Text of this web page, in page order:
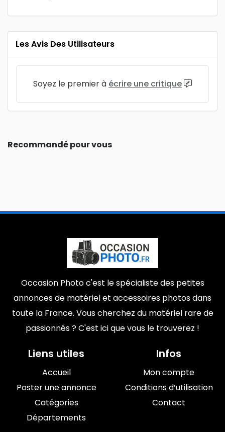
Les Avis Des Utilisateurs
Soyez le premier à écrire une critique
Recommandé pour vous
Occasion Photo c'est le spécialiste des petites
annonces de matériel et accessoires photos dans
toute la France. Vous cherchez du matériel rare de
passionnés ? C'est ici que vous le trouverez !
Liens utiles
Accueil
Poster une annonce
Catégories
Départements
Infos
Mon compte
Conditions d’utilisation
Contact